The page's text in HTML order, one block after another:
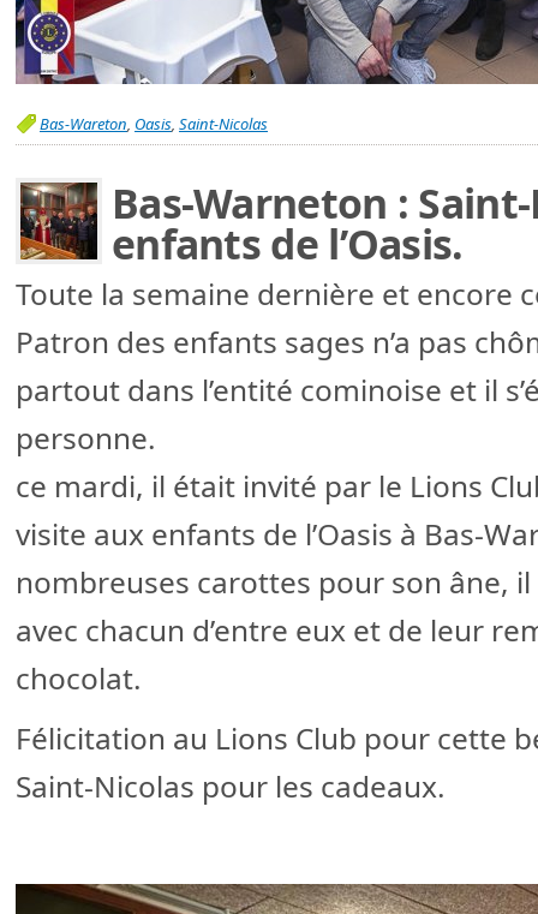
Bas-Wareton, Oasis, Saint-Nicolas
Bas-Warneton :
enfants de l’Oasis.
Toute la semaine dernière et encore
Patron des enfants sages n’a pas
partout dans l’entité cominoise et il
personne.
ce mardi, il était invité par le Lions
visite aux enfants de l’Oasis à Bas-
nombreuses carottes pour son âne,
avec chacun d’entre eux et de leur
chocolat.
Félicitation au Lions Club pour cette
Saint-Nicolas pour les cadeaux.